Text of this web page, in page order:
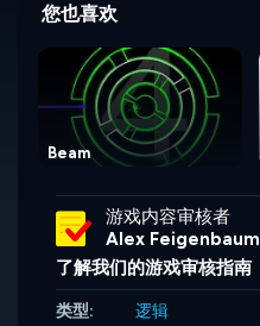
您也喜欢
Beam
游戏内容审核者
Alex Feigenbaum
了解我们的游戏审核指南
类型:
逻辑